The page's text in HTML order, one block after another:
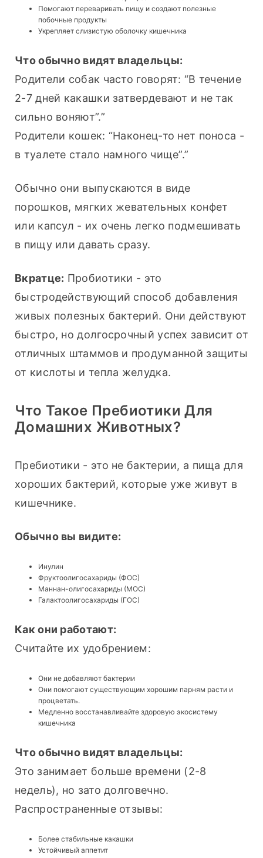
Помогают переваривать пищу и создают полезные
побочные продукты
Укрепляет слизистую оболочку кишечника
Что обычно видят владельцы:
Родители собак часто говорят: “В течение
2-7 дней какашки затвердевают и не так
сильно воняют”.”
Родители кошек: “Наконец-то нет поноса -
в туалете стало намного чище”.”
Обычно они выпускаются в виде
порошков, мягких жевательных конфет
или капсул - их очень легко подмешивать
в пищу или давать сразу.
Вкратце: Пробиотики - это
быстродействующий способ добавления
живых полезных бактерий. Они действуют
быстро, но долгосрочный успех зависит от
отличных штаммов и продуманной защиты
от кислоты и тепла желудка.
Что Такое Пребиотики Для
Домашних Животных?
Пребиотики - это не бактерии, а пища для
хороших бактерий, которые уже живут в
кишечнике.
Обычно вы видите:
Инулин
Фруктоолигосахариды (ФОС)
Маннан-олигосахариды (МОС)
Галактоолигосахариды (ГОС)
Как они работают:
Считайте их удобрением:
Они не добавляют бактерии
Они помогают существующим хорошим парням расти и
процветать.
Медленно восстанавливайте здоровую экосистему
кишечника
Что обычно видят владельцы:
Это занимает больше времени (2-8
недель), но зато долговечно.
Распространенные отзывы:
Более стабильные какашки
Устойчивый аппетит